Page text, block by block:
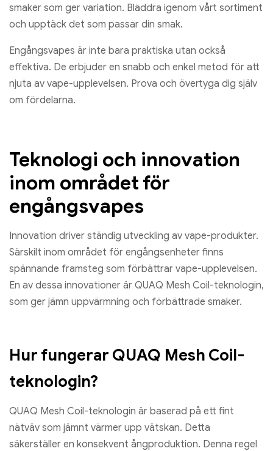
smaker som ger variation. Bläddra igenom vårt sortiment
och upptäck det som passar din smak.
Engångsvapes är inte bara praktiska utan också
effektiva. De erbjuder en snabb och enkel metod för att
njuta av vape-upplevelsen. Prova och övertyga dig själv
om fördelarna.
Teknologi och innovation
inom området för
engångsvapes
Innovation driver ständig utveckling av vape-produkter.
Särskilt inom området för engångsenheter finns
spännande framsteg som förbättrar vape-upplevelsen.
En av dessa innovationer är QUAQ Mesh Coil-teknologin,
som ger jämn uppvärmning och förbättrade smaker.
Hur fungerar QUAQ Mesh Coil-
teknologin?
QUAQ Mesh Coil-teknologin är baserad på ett fint
nätväv som jämnt värmer upp vätskan. Detta
säkerställer en konsekvent ångproduktion. Denna regel